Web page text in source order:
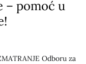
– pomoć u
Odboru za